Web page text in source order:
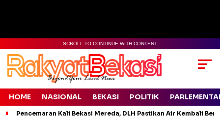
SCROLL TO CONTINUE WITH CONTENT
HOME NASIONAL BEKASI POLITIK
Pencemaran Kali Bekasi Mereda, DLH Pastikan Air Kembali